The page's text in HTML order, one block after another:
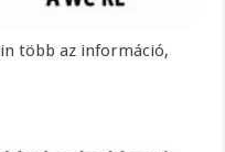
több az információ,